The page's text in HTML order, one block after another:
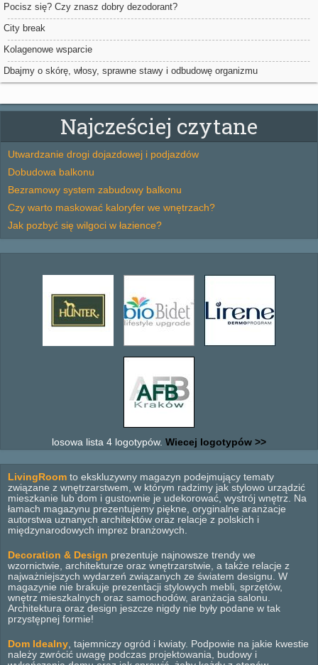
Pocisz się? Czy znasz dobry dezodorant?
City break
Kolagenowe wsparcie
Dbajmy o skórę, włosy, sprawne stawy i odbudowę organizmu
Najcześciej czytane
Utwardzanie drogi dojazdowej i podjazdów
Dobudowa balkonu
Bezramowy system zabudowy balkonu
Czy warto maskować kaloryfer we wnętrzach?
Jak pozbyć się wilgoci w łazience?
losowa lista 4 logotypów. Wiecej logotypów >>
LivingRoom to ekskluzywny magazyn podejmujący tematy
związane z wnętrzarstwem, w którym radzimy jak stylowo urządzić
mieszkanie lub dom i gustownie je udekorować, wystrój wnętrz. Na
łamach magazynu prezentujemy piękne, oryginalne aranżacje
autorstwa uznanych architektów oraz relacje z polskich i
międzynarodowych imprez branżowych.
Decoration & Design prezentuje najnowsze trendy we
wzornictwie, architekturze oraz wnętrzarstwie, a także relacje z
najważniejszych wydarzeń związanych ze światem designu. W
magazynie nie brakuje prezentacji stylowych mebli, sprzętów,
wnętrz mieszkalnych oraz samochodów, aranżacja salonu.
Architektura oraz design jeszcze nigdy nie były podane w tak
przystępnej formie!
Dom Idealny , tajemniczy ogród i kwiaty. Podpowie na jakie kwestie
należy zwrócić uwagę podczas projektowania, budowy i